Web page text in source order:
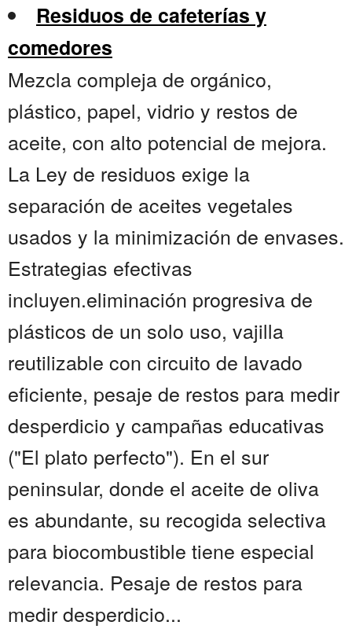
Residuos de cafeterías y
comedores
Mezcla compleja de orgánico,
plástico, papel, vidrio y restos de
aceite, con alto potencial de mejora.
La Ley de residuos exige la
separación de aceites vegetales
usados y la minimización de envases.
Estrategias efectivas
incluyen.eliminación progresiva de
plásticos de un solo uso, vajilla
reutilizable con circuito de lavado
eficiente, pesaje de restos para medir
desperdicio y campañas educativas
("El plato perfecto"). En el sur
peninsular, donde el aceite de oliva
es abundante, su recogida selectiva
para biocombustible tiene especial
relevancia. Pesaje de restos para
medir desperdicio...